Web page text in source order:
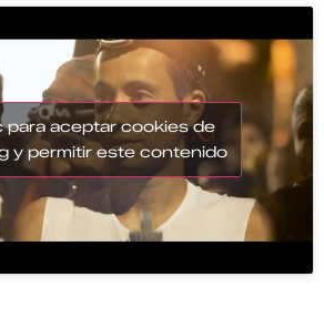
para aceptar cookies de
y permitir este contenido